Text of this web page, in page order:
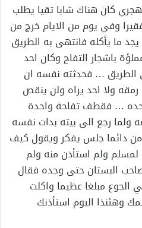
كان هناك شابا تقيا يطلب
وفي يوم من الايام خرج من
ما يأكله فانتهى به الطريق
باشجار التفاح وكان احد
الطريق … فحدثته نفسه ان
ولا احد يراه ولن ينقص
… فقطف تفاحة واحدة
رجع الى بيته بدات نفسه
دائما جلس يفكر ويقول كيف
ولم استأذن منه ولم
البستان حتى وجده فقال
الجوع مبلغا عظيما واكلت
وهئنذا اليوم استأذنك